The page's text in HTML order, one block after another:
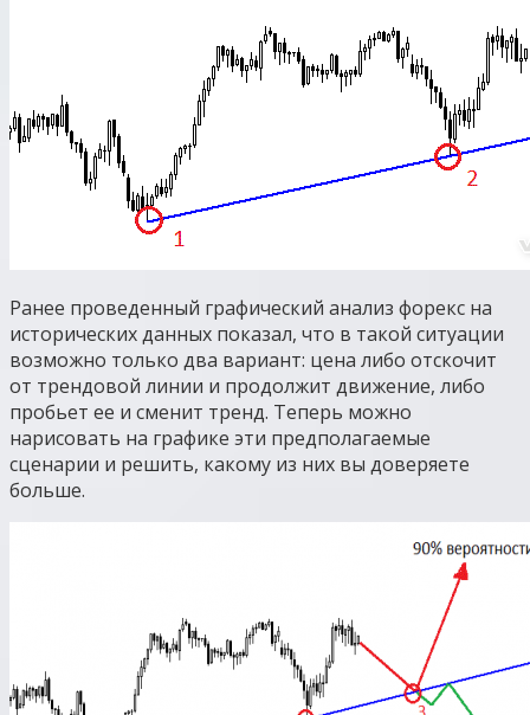
Ранее проведенный графический анализ форекс на
исторических данных показал, что в такой ситуации
возможно только два вариант: цена либо отскочит
от трендовой линии и продолжит движение, либо
пробьет ее и сменит тренд. Теперь можно
нарисовать на графике эти предполагаемые
сценарии и решить, какому из них вы доверяете
больше.